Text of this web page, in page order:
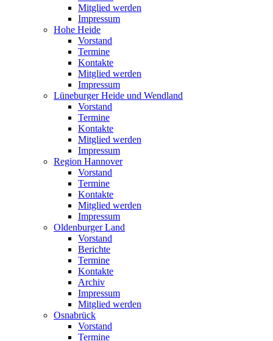
Mitglied werden
Impressum
Hohe Heide
Vorstand
Termine
Kontakte
Mitglied werden
Impressum
Lüneburger Heide und Wendland
Vorstand
Termine
Kontakte
Mitglied werden
Impressum
Region Hannover
Vorstand
Termine
Kontakte
Mitglied werden
Impressum
Oldenburger Land
Vorstand
Berichte
Termine
Kontakte
Archiv
Impressum
Mitglied werden
Osnabrück
Vorstand
Termine